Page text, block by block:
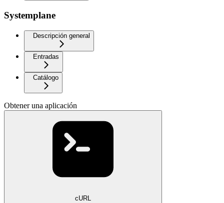
Systemplane
Descripción general
Entradas
Catálogo
Obtener una aplicación
cURL